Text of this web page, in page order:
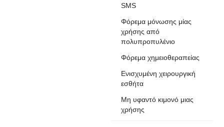
SMS
Φόρεμα μόνωσης μίας
χρήσης από
πολυπροπυλένιο
Φόρεμα χημειοθεραπείας
Ενισχυμένη χειρουργική
εσθήτα
Μη υφαντό κιμονό μιας
χρήσης